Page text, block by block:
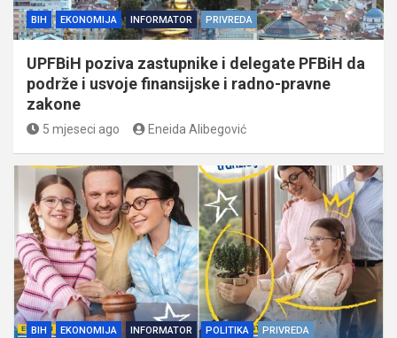
BIH EKONOMIJA INFORMATOR PRIVREDA
UPFBiH poziva zastupnike i delegate PFBiH da
podrže i usvoje finansijske i radno-pravne
zakone
5 mjeseci ago Eneida Alibegović
BIH EKONOMIJA INFORMATOR POLITIKA PRIVREDA